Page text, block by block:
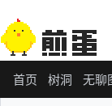
首页 树洞 无聊